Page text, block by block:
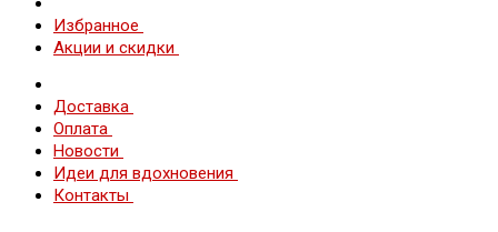
Избранное
Акции и скидки
Доставка
Оплата
Новости
Идеи для вдохновения
Контакты